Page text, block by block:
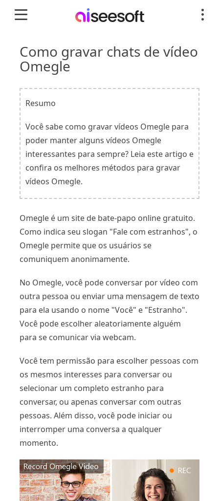
Como gravar chats de vídeo
Omegle
Resumo
Você sabe como gravar vídeos Omegle para
poder manter alguns vídeos Omegle
interessantes para sempre? Leia este artigo e
confira os melhores métodos para gravar
vídeos Omegle.
Omegle é um site de bate-papo online gratuito.
Como indica seu slogan "Fale com estranhos", o
Omegle permite que os usuários se
comuniquem anonimamente.
No Omegle, você pode conversar por vídeo com
outra pessoa ou enviar uma mensagem de texto
para ela usando o nome "Você" e "Estranho".
Você pode escolher aleatoriamente alguém
para se comunicar via webcam.
Você tem permissão para escolher pessoas com
os mesmos interesses para conversar ou
selecionar um completo estranho para
conversar, ou apenas conversar com outras
pessoas. Além disso, você pode iniciar ou
interromper uma conversa a qualquer
momento.